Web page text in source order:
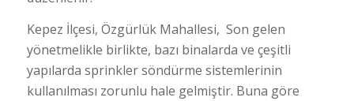
Kepez İlçesi, Özgürlük Mahallesi, Son gelen
yönetmelikle birlikte, bazı binalarda ve çeşitli
yapılarda sprinkler söndürme sistemlerinin
kullanılması zorunlu hale gelmiştir. Buna göre